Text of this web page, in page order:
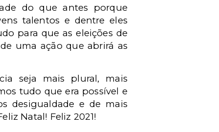
do que antes porque
talentos e dentre eles
para que as eleições de
uma ação que abrirá as
seja mais plural, mais
tudo que era possível e
desigualdade e de mais
Natal! Feliz 2021!